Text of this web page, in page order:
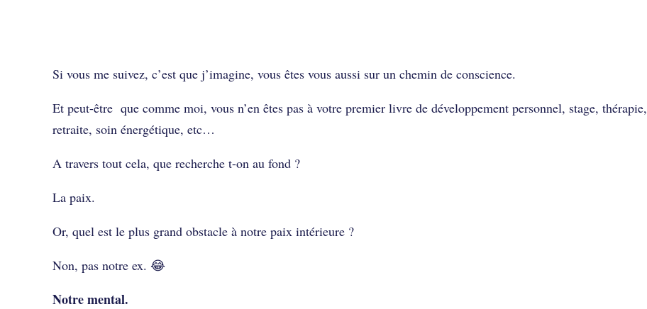
Si vous me suivez, c’est que j’imagine, vous êtes vous aussi sur un chemin de conscience.
Et peut-être que comme moi, vous n’en êtes pas à votre premier livre de développement personnel, stage, thérapie,
retraite, soin énergétique, etc…
A travers tout cela, que recherche t-on au fond ?
La paix.
Or, quel est le plus grand obstacle à notre paix intérieure ?
Non, pas notre ex. 😂
Notre mental.